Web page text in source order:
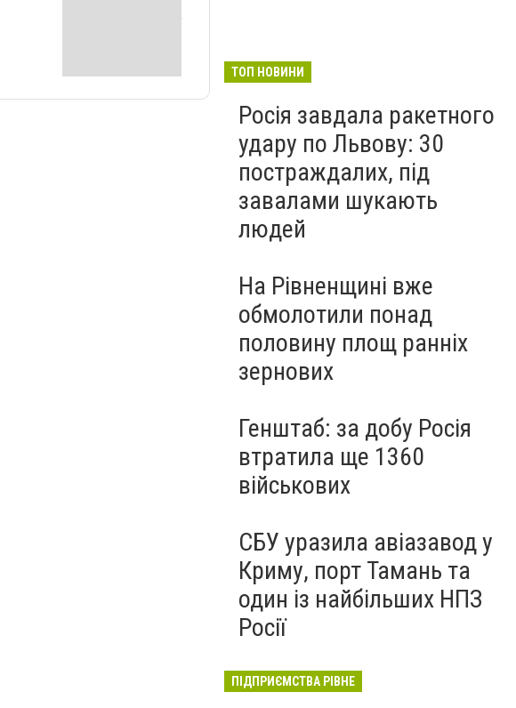
ТОП НОВИНИ
Росія завдала ракетного
удару по Львову: 30
постраждалих, під
завалами шукають
людей
На Рівненщині вже
обмолотили понад
половину площ ранніх
зернових
Генштаб: за добу Росія
втратила ще 1360
військових
СБУ уразила авіазавод у
Криму, порт Тамань та
один із найбільших НПЗ
Росії
ПІДПРИЄМСТВА РІВНЕ